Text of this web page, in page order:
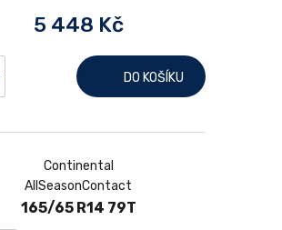
5 448 Kč
DO KOŠÍKU
Continental
AllSeasonContact
165/65 R14 79T